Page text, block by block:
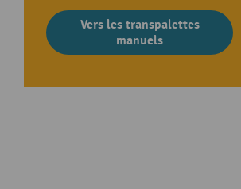
Vers les transpalettes
manuels